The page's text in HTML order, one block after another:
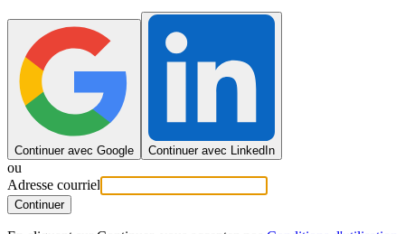
Continuer avec Google Continuer avec LinkedIn
ou
Adresse courriel
Continuer